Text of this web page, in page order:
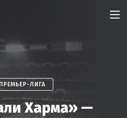
ЛИГА
Харма» —